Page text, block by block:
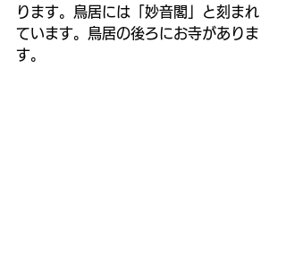
ります。鳥居には「妙音閣」と刻まれ
ています。鳥居の後ろにお寺がありま
す。